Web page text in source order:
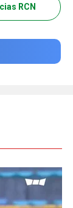
RCN